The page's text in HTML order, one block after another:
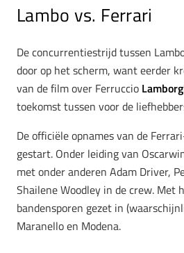
Lambo vs. Ferrari
De concurrentiestrijd tussen
door op het scherm, want eerder
van de film over Ferruccio
toekomst tussen voor de
De officiële opnames van de
gestart. Onder leiding van
met onder anderen Adam Driver,
Shailene Woodley in de crew. Met
bandensporen gezet in
Maranello en Modena.